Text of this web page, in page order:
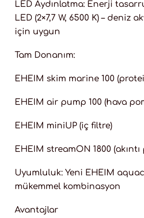
LED Aydınlatma: Enerji
LED (2×7,7 W, 6500 K) – deniz
için uygun
Tam Donanım:
EHEIM skim marine 100
EHEIM air pump 100 (hava
EHEIM miniUP (iç filtre)
EHEIM streamON 1800 (akıntı
Uyumluluk: Yeni EHEIM
mükemmel kombinasyon
Avantajlar